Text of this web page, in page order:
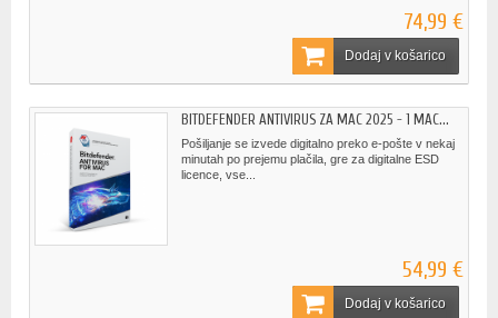
74,99 €
Dodaj v košarico
BITDEFENDER ANTIVIRUS ZA MAC 2025 - 1 MAC...
Pošiljanje se izvede digitalno preko e-pošte v nekaj
minutah po prejemu plačila, gre za digitalne ESD
licence, vse...
54,99 €
Dodaj v košarico